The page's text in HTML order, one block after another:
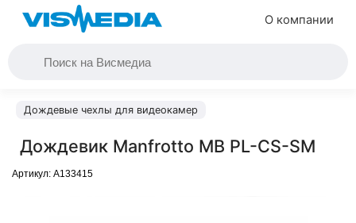
О компании
Дождевые чехлы для видеокамер
Дождевик Manfrotto MB PL-CS-SM
Артикул: A133415